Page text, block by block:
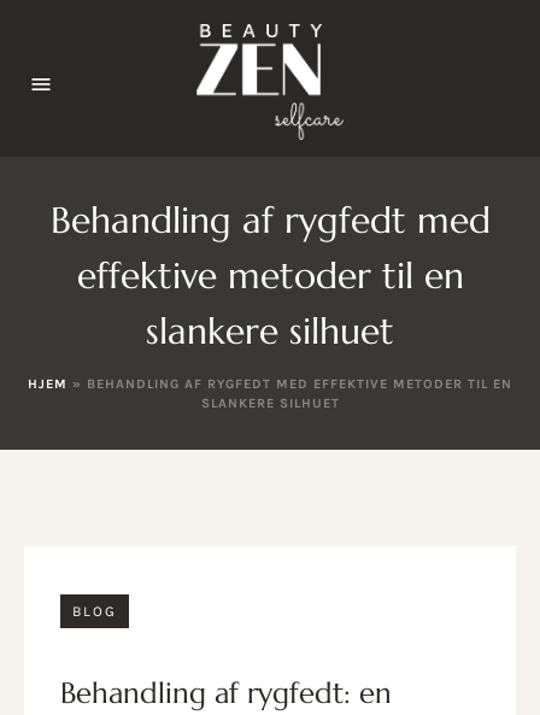
Behandling af rygfedt med
effektive metoder til en
slankere silhuet
HJEM » BEHANDLING AF RYGFEDT MED EFFEKTIVE METODER TIL EN
SLANKERE SILHUET
BLOG
behandling af rygfedt: en